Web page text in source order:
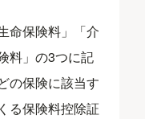
命保険料」「介
料」の3つに記
の保険に該当す
る保険料控除証